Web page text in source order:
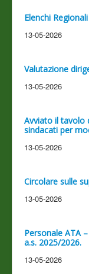
Elenchi
13-05-2026
Valutazione
13-05-2026
Avviato il tavolo
sindacati per
13-05-2026
Circolare sulle
13-05-2026
Personale ATA
a.s. 2025/2026.
13-05-2026